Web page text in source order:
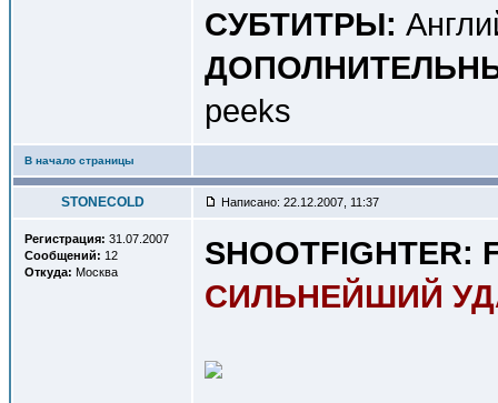
СУБТИТРЫ:
peeks
В начало страницы
STONECOLD Написано: 22.12.2007, 11:37
Регистрация: 31.07.2007
Сообщений: 12
Откуда: Москва
SHOOTFIGHTER:
СИЛЬНЕЙШИЙ